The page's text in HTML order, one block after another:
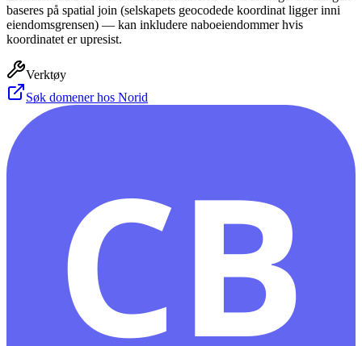
baseres på spatial join (selskapets geocodede koordinat ligger inni
eiendomsgrensen) — kan inkludere naboeiendommer hvis
koordinatet er upresist.
Verktøy
Søk domener hos Norid
CB